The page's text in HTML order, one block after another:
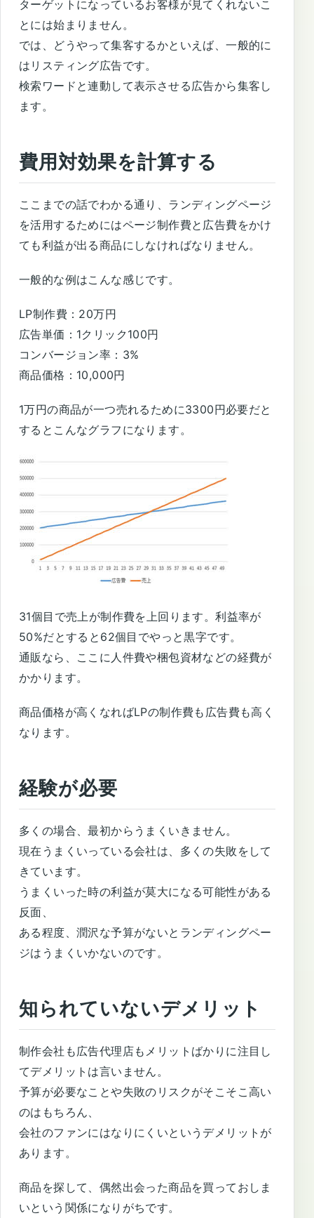
ターゲットになっているお客様が見てくれないこ
とには始まりません。
では、どうやって集客するかといえば、一般的に
はリスティング広告です。
検索ワードと連動して表示させる広告から集客し
ます。
費用対効果を計算する
ここまでの話でわかる通り、ランディングページ
を活用するためにはページ制作費と広告費をかけ
ても利益が出る商品にしなければなりません。
一般的な例はこんな感じです。
LP制作費：20万円
広告単価：1クリック100円
コンバージョン率：3%
商品価格：10,000円
1万円の商品が一つ売れるために3300円必要だと
するとこんなグラフになります。
31個目で売上が制作費を上回ります。利益率が
50%だとすると62個目でやっと黒字です。
通販なら、ここに人件費や梱包資材などの経費が
かかります。
商品価格が高くなればLPの制作費も広告費も高く
なります。
経験が必要
多くの場合、最初からうまくいきません。
現在うまくいっている会社は、多くの失敗をして
きています。
うまくいった時の利益が莫大になる可能性がある
反面、
ある程度、潤沢な予算がないとランディングペー
ジはうまくいかないのです。
知られていないデメリット
制作会社も広告代理店もメリットばかりに注目し
てデメリットは言いません。
予算が必要なことや失敗のリスクがそこそこ高い
のはもちろん、
会社のファンにはなりにくいというデメリットが
あります。
商品を探して、偶然出会った商品を買っておしま
いという関係になりがちです。